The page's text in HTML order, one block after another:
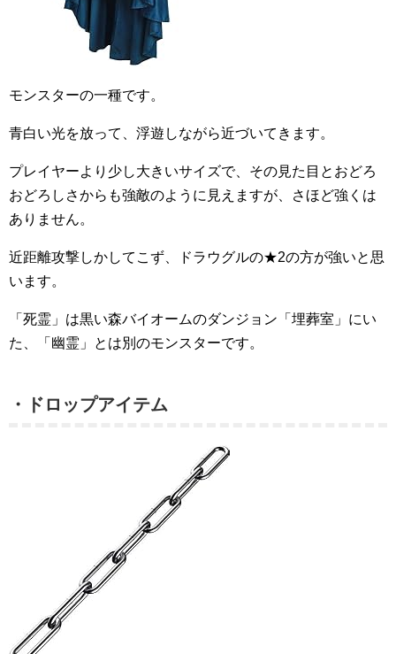
モンスターの一種です。
青白い光を放って、浮遊しながら近づいてきます。
プレイヤーより少し大きいサイズで、その見た目とおどろ
おどろしさからも強敵のように見えますが、さほど強くは
ありません。
近距離攻撃しかしてこず、ドラウグルの★2の方が強いと思
います。
「死霊」は黒い森バイオームのダンジョン「埋葬室」にい
た、「幽霊」とは別のモンスターです。
・ドロップアイテム